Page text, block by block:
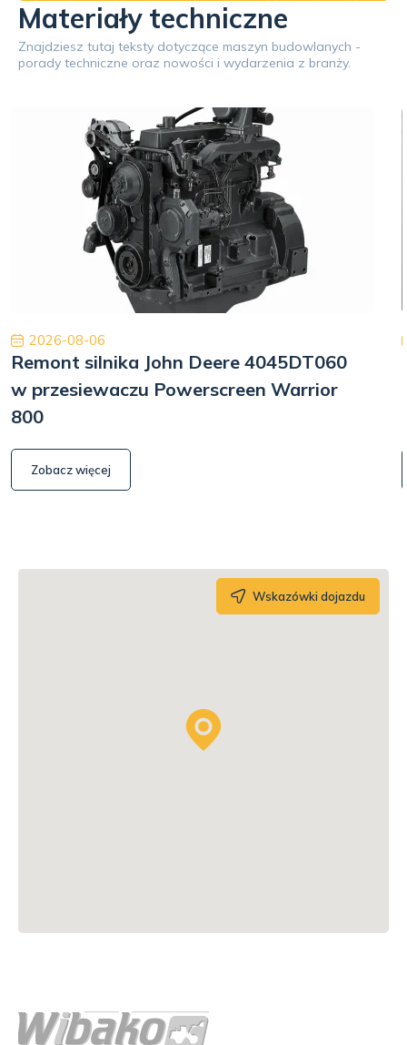
Materiały techniczne
Znajdziesz tutaj teksty dotyczące maszyn budowlanych -
porady techniczne oraz nowości i wydarzenia z branży.
2026-08-06
Remont silnika John Deere 4045DT060
w przesiewaczu Powerscreen Warrior
800
Zobacz więcej
Wskazówki dojazdu